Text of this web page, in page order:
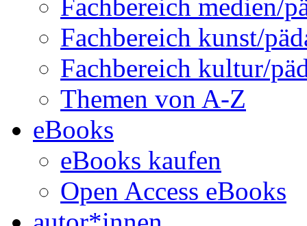
Fachbereich medien/
Fachbereich kunst/
Fachbereich kultur/
Themen von A-Z
eBooks
eBooks kaufen
Open Access eBooks